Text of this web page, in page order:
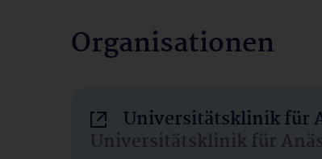
Organisationen
Universitätsklinik für
Universitätsklinik für